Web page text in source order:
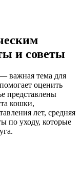
и советы
важная тема для
оценить
представлены
кошки,
лет, средняя
по уходу, которые